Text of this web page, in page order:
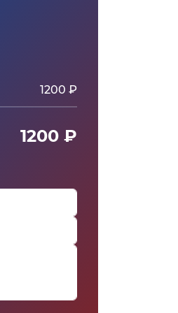
1200 ₽
1200 ₽